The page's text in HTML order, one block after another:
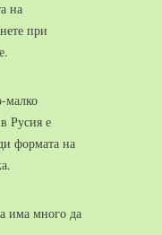
на
при
малко
Русия е
формата на
има много да